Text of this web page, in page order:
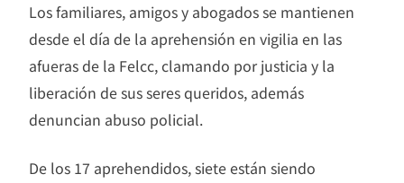
Los familiares, amigos y abogados se mantienen
desde el día de la aprehensión en vigilia en las
afueras de la Felcc, clamando por justicia y la
liberación de sus seres queridos, además
denuncian abuso policial.
De los 17 aprehendidos, siete están siendo